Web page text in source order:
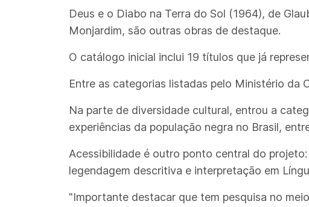
Deus e o Diabo na Terra do Sol (1964), de
Monjardim, são outras obras de destaque.
O catálogo inicial inclui 19 títulos que já
Entre as categorias listadas pelo Ministério da
Na parte de diversidade cultural, entrou a
experiências da população negra no Brasil,
Acessibilidade é outro ponto central do
legendagem descritiva e interpretação em
"Importante destacar que tem pesquisa no